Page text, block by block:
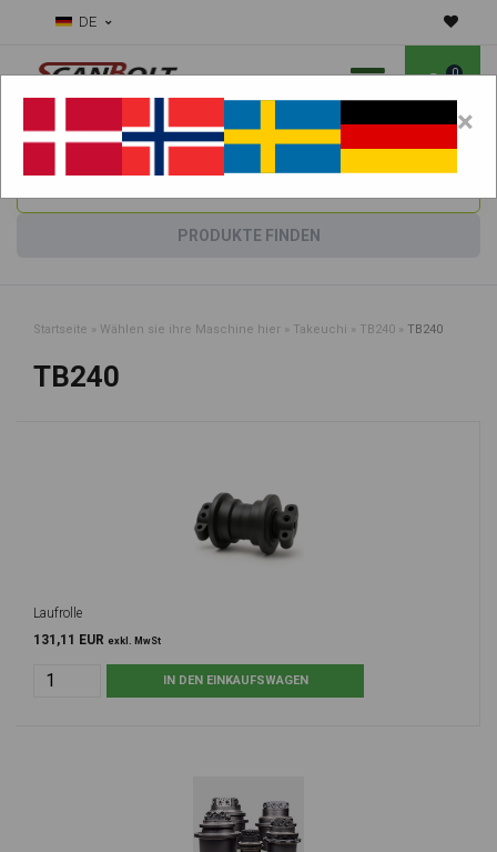
DE
0
Benötigen Sie Hilfe bei Verschleißteilen?Maschine wählen:
PRODUKTE FINDEN
Startseite » Wählen sie ihre Maschine hier » Takeuchi » TB240 » TB240
TB240
Laufrolle
131,11 EUR exkl. MwSt
×